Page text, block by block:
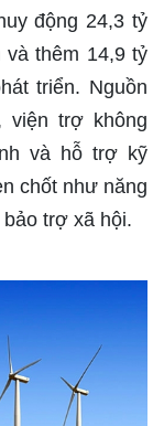
động 24,3 tỷ
thêm 14,9 tỷ
triển. Nguồn
viện trợ không
và hỗ trợ kỹ
chốt như năng
trợ xã hội.